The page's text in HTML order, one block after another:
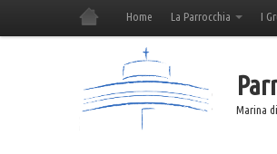
Home La Parrocchia I
Marina